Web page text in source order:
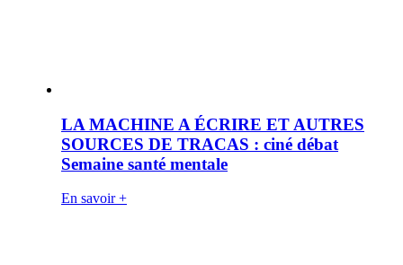
LA MACHINE A ÉCRIRE ET AUTRES
SOURCES DE TRACAS : ciné débat
Semaine santé mentale
En savoir +